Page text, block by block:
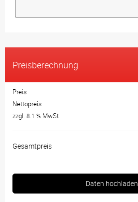
Preisberechnung
Preis
Nettopreis
zzgl. 8.1 % MwSt
Gesamtpreis
Daten hochladen